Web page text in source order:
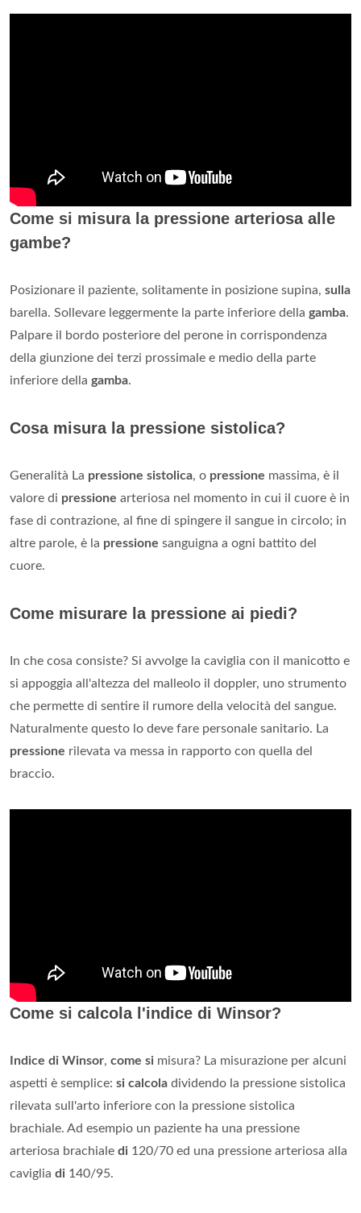
Come si misura la pressione arteriosa alle
gambe?
Posizionare il paziente, solitamente in posizione supina, sulla
barella. Sollevare leggermente la parte inferiore della gamba.
Palpare il bordo posteriore del perone in corrispondenza
della giunzione dei terzi prossimale e medio della parte
inferiore della gamba.
Cosa misura la pressione sistolica?
Generalità La pressione sistolica, o pressione massima, è il
valore di pressione arteriosa nel momento in cui il cuore è in
fase di contrazione, al fine di spingere il sangue in circolo; in
altre parole, è la pressione sanguigna a ogni battito del
cuore.
Come misurare la pressione ai piedi?
In che cosa consiste? Si avvolge la caviglia con il manicotto e
si appoggia all'altezza del malleolo il doppler, uno strumento
che permette di sentire il rumore della velocità del sangue.
Naturalmente questo lo deve fare personale sanitario. La
pressione rilevata va messa in rapporto con quella del
braccio.
Come si calcola l'indice di Winsor?
Indice di Winsor, come si misura? La misurazione per alcuni
aspetti è semplice: si calcola dividendo la pressione sistolica
rilevata sull'arto inferiore con la pressione sistolica
brachiale. Ad esempio un paziente ha una pressione
arteriosa brachiale di 120/70 ed una pressione arteriosa alla
caviglia di 140/95.